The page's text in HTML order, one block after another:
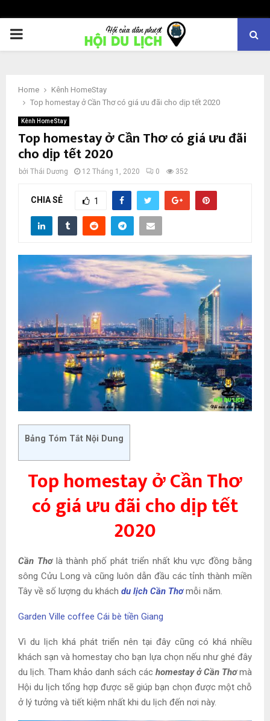
PRIMARY
Home
Kênh HomeStay
Top homestay ở Cần Thơ có giá ưu đãi cho dịp tết 2020
Kênh HomeStay
Top homestay ở Cần Thơ có giá ưu đãi
cho dịp tết 2020
bởi Thái Dương 12 Tháng 1, 2020 0 352
CHIA SẺ 1
Bảng Tóm Tắt Nội Dung
Top homestay ở Cần Thơ
có giá ưu đãi cho dịp tết
2020
Cần Thơ là thành phố phát triển nhất khu vực đồng bằng
sông Cửu Long và cũng luôn dẫn đầu các tỉnh thành miền
Tây về số lượng du khách du lịch Cần Thơmỗi năm.
Garden Ville coffee Cái bè tiền Giang
Vì du lịch khá phát triển nên tại đây cũng có khá nhiều
khách sạn và homestay cho bạn lựa chọn nếu như ghé đây
du lịch. Tham khảo danh sách các homestay ở Cần Thơmà
Hội du lịch tổng hợp được sẽ giúp bạn chọn được một chỗ
ở lý tưởng và tiết kiệm nhất khi du lịch đến nơi này.